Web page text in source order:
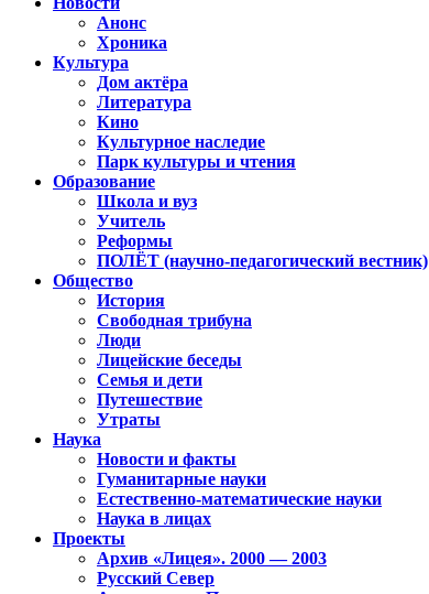
Анонс
Хроника
Культура
Дом актёра
Литература
Кино
Культурное наследие
Парк культуры и чтения
Образование
Школа и вуз
Учитель
Реформы
ПОЛЁТ (научно-педагогический вестник)
Общество
История
Свободная трибуна
Люди
Лицейские беседы
Семья и дети
Путешествие
Утраты
Наука
Новости и факты
Гуманитарные науки
Естественно-математические науки
Наука в лицах
Проекты
Архив «Лицея». 2000 — 2003
Русский Север